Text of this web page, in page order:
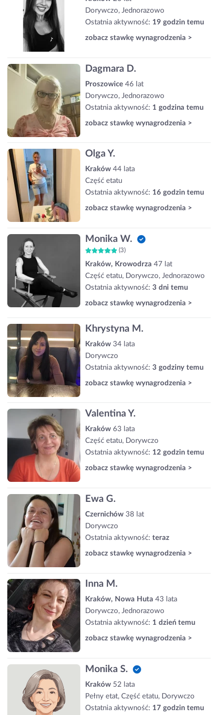
Dorywczo, Jednorazowo
Ostatnia aktywność: 19 godzin temu
zobacz stawkę wynagrodzenia >
Dagmara D.
Proszowice 46 lat
Dorywczo, Jednorazowo
Ostatnia aktywność: 1 godzina temu
zobacz stawkę wynagrodzenia >
Olga Y.
Kraków 44 lata
Część etatu
Ostatnia aktywność: 16 godzin temu
zobacz stawkę wynagrodzenia >
Monika W.
(3)
Kraków, Krowodrza 47 lat
Część etatu, Dorywczo, Jednorazowo
Ostatnia aktywność: 3 dni temu
zobacz stawkę wynagrodzenia >
Khrystyna M.
Kraków 34 lata
Dorywczo
Ostatnia aktywność: 3 godziny temu
zobacz stawkę wynagrodzenia >
Valentina Y.
Kraków 63 lata
Część etatu, Dorywczo
Ostatnia aktywność: 12 godzin temu
zobacz stawkę wynagrodzenia >
Ewa G.
Czernichów 38 lat
Dorywczo
Ostatnia aktywność: teraz
zobacz stawkę wynagrodzenia >
Inna M.
Kraków, Nowa Huta 43 lata
Dorywczo, Jednorazowo
Ostatnia aktywność: 1 dzień temu
zobacz stawkę wynagrodzenia >
Monika S.
Kraków 52 lata
Pełny etat, Część etatu, Dorywczo
Ostatnia aktywność: 17 godzin temu